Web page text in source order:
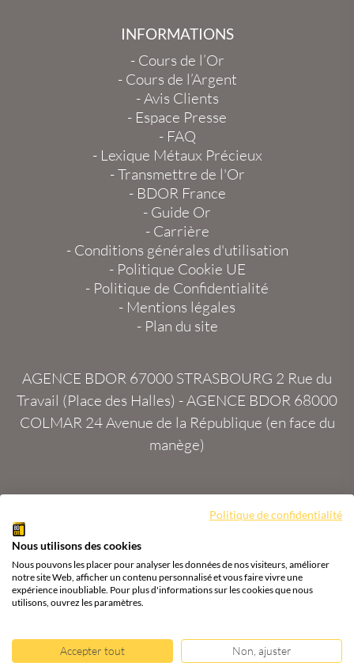
INFORMATIONS
- Cours de l’Or
- Cours de l’Argent
-Avis Clients
- Espace Presse
- FAQ
- Lexique Métaux Précieux
-Transmettre de l'Or
- BDOR France
- Guide Or
- Carrière
- Conditions générales d'utilisation
- Politique Cookie UE
- Politique de Confidentialité
- Mentions légales
- Plan du site
AGENCE BDOR 67000 STRASBOURG 2 Rue du
Travail (Place des Halles) -AGENCE BDOR 68000
COLMAR24 Avenue de la République (en face du
manège)
Tous droits réservés Agence BDOR ®
Cours or, achat
& vente or, argent
Politique de confidentialité
Nous utilisons des cookies
Nous pouvons les placer pour analyser les données de nos visiteurs, améliorer
notre site Web, afficher un contenu personnalisé et vous faire vivre une
expérience inoubliable. Pour plus d'informations sur les cookies que nous
utilisons, ouvrez les paramètres.
Accepter tout Non, ajuster